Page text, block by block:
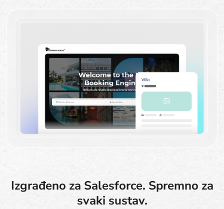
Izgrađeno za Salesforce. Spremno za
svaki sustav.